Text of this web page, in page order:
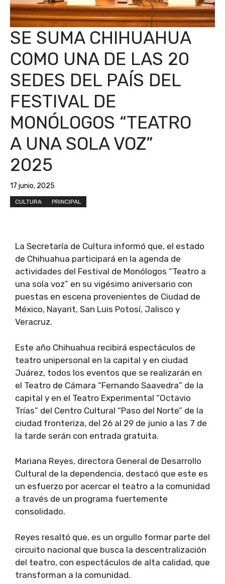
SE SUMA CHIHUAHUA
COMO UNA DE LAS 20
SEDES DEL PAÍS DEL
FESTIVAL DE
MONÓLOGOS “TEATRO
A UNA SOLA VOZ”
2025
17 junio, 2025
CULTURA PRINCIPAL
La Secretaría de Cultura informó que, el estado
de Chihuahua participará en la agenda de
actividades del Festival de Monólogos “Teatro a
una sola voz” en su vigésimo aniversario con
puestas en escena provenientes de Ciudad de
México, Nayarit, San Luis Potosí, Jalisco y
Veracruz.
Este año Chihuahua recibirá espectáculos de
teatro unipersonal en la capital y en ciudad
Juárez, todos los eventos que se realizarán en
el Teatro de Cámara “Fernando Saavedra” de la
capital y en el Teatro Experimental “Octavio
Trías” del Centro Cultural “Paso del Norte” de la
ciudad fronteriza, del 26 al 29 de junio a las 7 de
la tarde serán con entrada gratuita.
Mariana Reyes, directora General de Desarrollo
Cultural de la dependencia, destacó que este es
un esfuerzo por acercar el teatro a la comunidad
a través de un programa fuertemente
consolidado.
Reyes resaltó que, es un orgullo formar parte del
circuito nacional que busca la descentralización
del teatro, con espectáculos de alta calidad, que
transforman a la comunidad.